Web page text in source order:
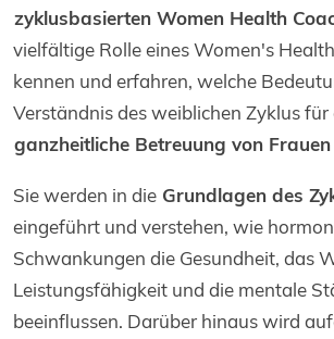
zyklusbasierten Women Health
vielfältige Rolle eines Women's
kennen und erfahren, welche
Verständnis des weiblichen Zyklus für
ganzheitliche Betreuung von Frauen
Sie werden in die Grundlagen des
eingeführt und verstehen, wie
Schwankungen die Gesundheit, das
Leistungsfähigkeit und die mentale
beeinflussen. Darüber hinaus wird